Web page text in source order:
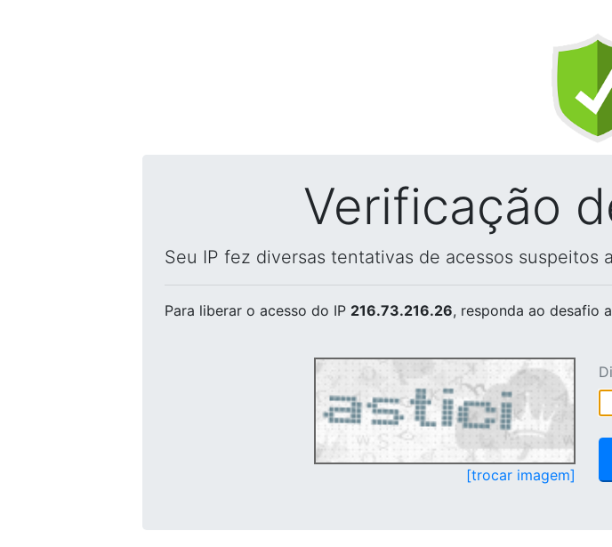
Verificação
Seu IP fez diversas tentativas de acessos suspeitos
Para liberar o acesso do IP 216.73.216.26, responda ao desafio
[trocar imagem]